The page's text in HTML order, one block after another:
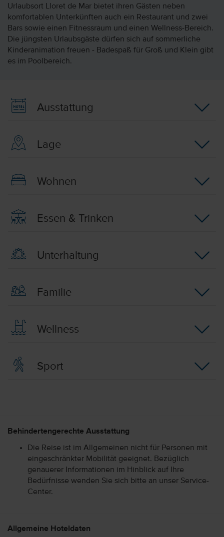
Urlaubsort Lloret de Mar bietet ihren Gästen neben
komfortablen Unterkünften auch ein Restaurant und zwei
Bars sowie einen Fitnessraum und einen Wellness-Bereich.
Die jüngsten Urlaubsgäste dürfen sich auf sommerliche
Kinderanimation freuen - Badespaß für Groß und Klein gibt
es im Poolbereich.
Ausstattung
Lage
Wohnen
Essen & Trinken
Unterhaltung
Familie
Wellness
Sport
Behindertengerechte Ausstattung
Die Reise ist im Allgemeinen nicht für Personen mit
eingeschränkter Mobilität geeignet. Bezüglich
genauerer Informationen im Hinblick auf Ihre
Bedürfnisse wenden Sie sich bitte an unser Service-
Center.
Allgemeine Hoteldaten